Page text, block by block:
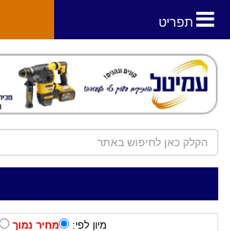
תפריט
מיון לפי: מחיר נמוך